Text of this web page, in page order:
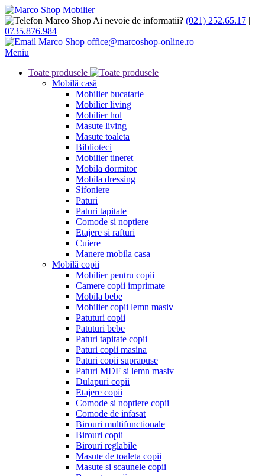
Ai nevoie de informatii? (021) 252.65.17 |
0735.876.984
office@marcoshop-online.ro
Meniu
Toate produsele
Mobilă casă
Mobilier bucatarie
Mobilier living
Mobilier hol
Masute living
Masute toaleta
Biblioteci
Mobilier tineret
Mobila dormitor
Mobila dressing
Sifoniere
Paturi
Paturi tapitate
Comode si noptiere
Etajere si rafturi
Cuiere
Manere mobila casa
Mobilă copii
Mobilier pentru copii
Camere copii imprimate
Mobila bebe
Mobilier copii lemn masiv
Patuturi copii
Patuturi bebe
Paturi tapitate copii
Paturi copii masina
Paturi copii suprapuse
Paturi MDF si lemn masiv
Dulapuri copii
Etajere copii
Comode si noptiere copii
Comode de infasat
Birouri multifunctionale
Birouri copii
Birouri reglabile
Masute de toaleta copii
Masute si scaunele copii